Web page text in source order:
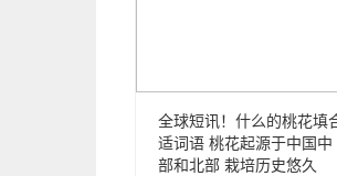
全球短讯！什么的桃花填
适词语 桃花起源于中国中
部和北部 栽培历史悠久